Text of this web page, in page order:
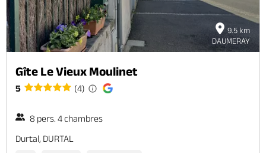
9.5 km
DAUMERAY
Gîte Le Vieux Moulinet
5 (4)
8 pers. 4 chambres
Durtal, DURTAL